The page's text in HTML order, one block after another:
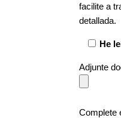
facilite a
detallada.
He
Adjunte
Complete